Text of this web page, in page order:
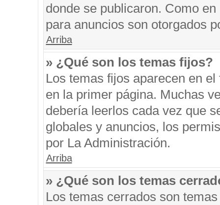
donde se publicaron. Como
para anuncios son otorgados
Arriba
» ¿Qué son los temas fijos?
Los temas fijos aparecen en
en la primer página. Muchas
debería leerlos cada vez que
globales y anuncios, los
por La Administración.
Arriba
» ¿Qué son los temas
Los temas cerrados son